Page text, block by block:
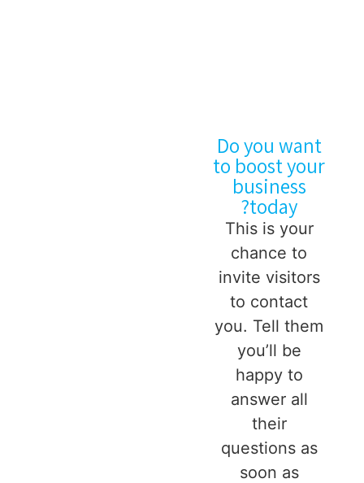
Do you want
to boost your
business
today?
This is your
chance to
invite visitors
to contact
you. Tell them
you’ll be
happy to
answer all
their
questions as
soon as